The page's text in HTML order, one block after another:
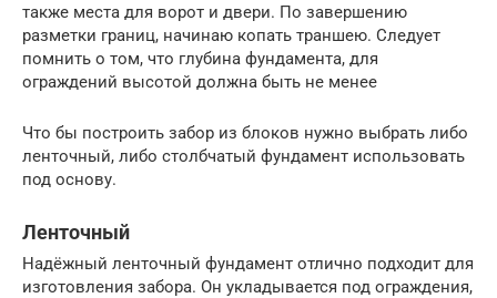
также места для ворот и двери. По завершению
разметки границ, начинаю копать траншею. Следует
помнить о том, что глубина фундамента, для
ограждений высотой должна быть не менее
Что бы построить забор из блоков нужно выбрать либо
ленточный, либо столбчатый фундамент использовать
под основу.
Ленточный
Надёжный ленточный фундамент отлично подходит для
изготовления забора. Он укладывается под ограждения,